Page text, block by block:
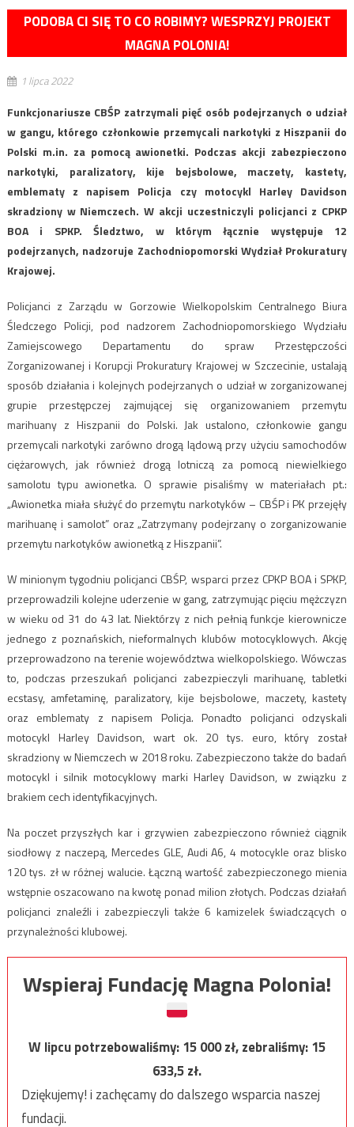
PODOBA CI SIĘ TO CO ROBIMY? WESPRZYJ PROJEKT
MAGNA POLONIA!
1 lipca 2022
Funkcjonariusze CBŚP zatrzymali pięć osób podejrzanych o udział
w gangu, którego członkowie przemycali narkotyki z Hiszpanii do
Polski m.in. za pomocą awionetki. Podczas akcji zabezpieczono
narkotyki, paralizatory, kije bejsbolowe, maczety, kastety,
emblematy z napisem Policja czy motocykl Harley Davidson
skradziony w Niemczech. W akcji uczestniczyli policjanci z CPKP
BOA i SPKP. Śledztwo, w którym łącznie występuje 12
podejrzanych, nadzoruje Zachodniopomorski Wydział Prokuratury
Krajowej.
Policjanci z Zarządu w Gorzowie Wielkopolskim Centralnego Biura
Śledczego Policji, pod nadzorem Zachodniopomorskiego Wydziału
Zamiejscowego Departamentu do spraw Przestępczości
Zorganizowanej i Korupcji Prokuratury Krajowej w Szczecinie, ustalają
sposób działania i kolejnych podejrzanych o udział w zorganizowanej
grupie przestępczej zajmującej się organizowaniem przemytu
marihuany z Hiszpanii do Polski. Jak ustalono, członkowie gangu
przemycali narkotyki zarówno drogą lądową przy użyciu samochodów
ciężarowych, jak również drogą lotniczą za pomocą niewielkiego
samolotu typu awionetka. O sprawie pisaliśmy w materiałach pt.:
„Awionetka miała służyć do przemytu narkotyków – CBŚP i PK przejęły
marihuanę i samolot” oraz „Zatrzymany podejrzany o zorganizowanie
przemytu narkotyków awionetką z Hiszpanii”.
W minionym tygodniu policjanci CBŚP, wsparci przez CPKP BOA i SPKP,
przeprowadzili kolejne uderzenie w gang, zatrzymując pięciu mężczyzn
w wieku od 31 do 43 lat. Niektórzy z nich pełnią funkcje kierownicze
jednego z poznańskich, nieformalnych klubów motocyklowych. Akcję
przeprowadzono na terenie województwa wielkopolskiego. Wówczas
to, podczas przeszukań policjanci zabezpieczyli marihuanę, tabletki
ecstasy, amfetaminę, paralizatory, kije bejsbolowe, maczety, kastety
oraz emblematy z napisem Policja. Ponadto policjanci odzyskali
motocykl Harley Davidson, wart ok. 20 tys. euro, który został
skradziony w Niemczech w 2018 roku. Zabezpieczono także do badań
motocykl i silnik motocyklowy marki Harley Davidson, w związku z
brakiem cech identyfikacyjnych.
Na poczet przyszłych kar i grzywien zabezpieczono również ciągnik
siodłowy z naczepą, Mercedes GLE, Audi A6, 4 motocykle oraz blisko
120 tys. zł w różnej walucie. Łączną wartość zabezpieczonego mienia
wstępnie oszacowano na kwotę ponad milion złotych. Podczas działań
policjanci znaleźli i zabezpieczyli także 6 kamizelek świadczących o
przynależności klubowej.
Wspieraj Fundację Magna Polonia!
W lipcu potrzebowaliśmy:15 000zł, zebraliśmy:15
633,5zł.
Dziękujemy! i zachęcamy do dalszego wsparcia naszej
fundacji.